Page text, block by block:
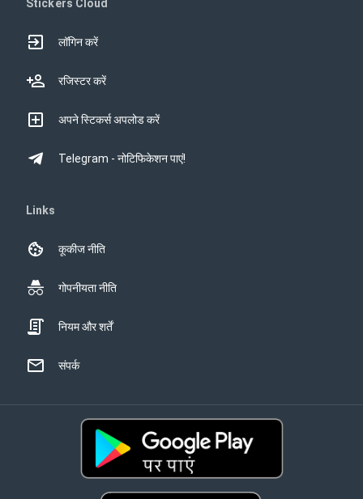
Stickers Cloud
लॉगिन करें
रजिस्टर करें
अपने स्टिकर्स अपलोड करें
Telegram - नोटिफिकेशन पाएं!
Links
कूकीज नीति
गोपनीयता नीति
नियम और शर्तें
संपर्क